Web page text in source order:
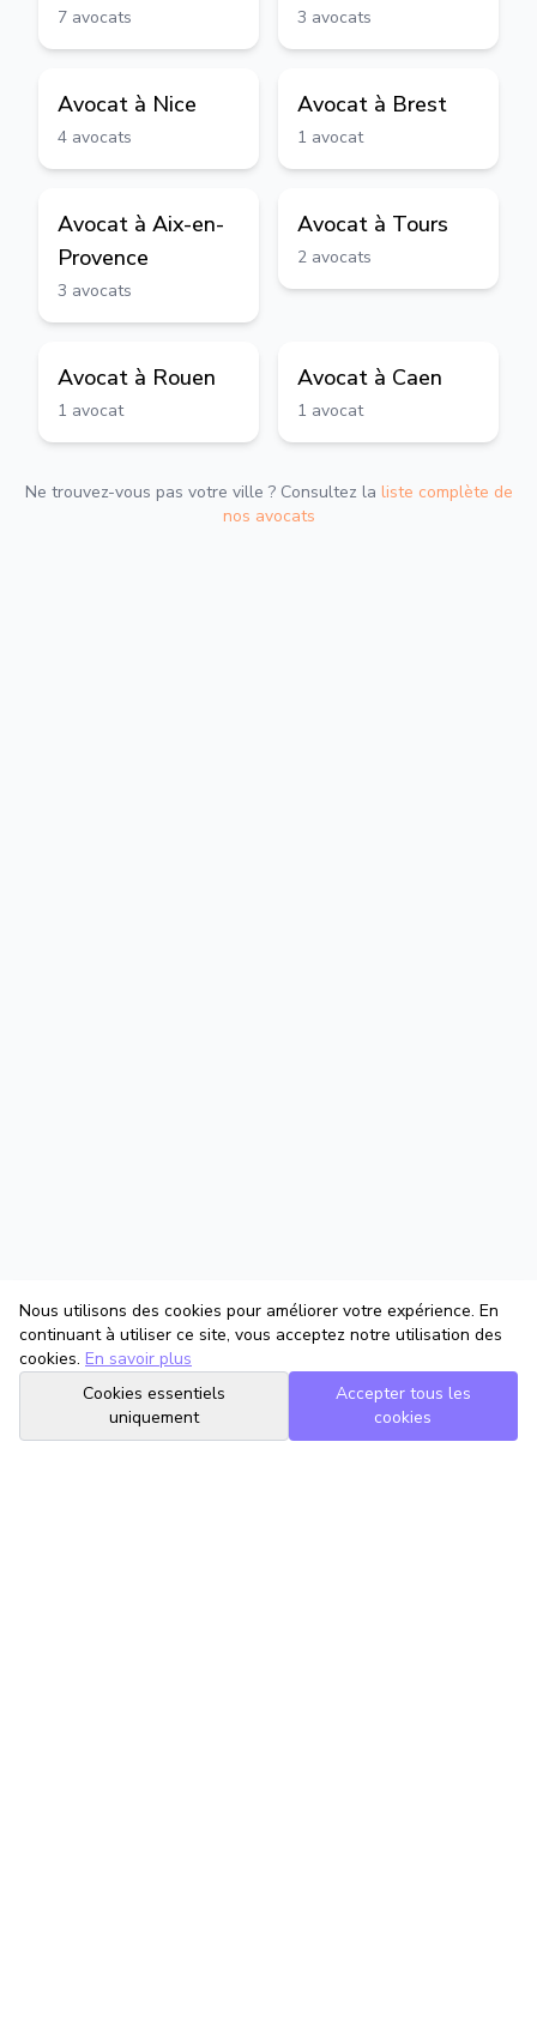
7 avocats 3 avocats
Avocat à Nice
4 avocats
Avocat à Brest
1 avocat
Avocat à Aix-en-
Provence
3 avocats
Avocat à Tours
2 avocats
Avocat à Rouen
1 avocat
Avocat à Caen
1 avocat
Ne trouvez-vous pas votre ville ? Consultez la liste complète de
nos avocats
Nous utilisons des cookies pour améliorer votre expérience. En
continuant à utiliser ce site, vous acceptez notre utilisation des
cookies. En savoir plus
Cookies essentiels
uniquement
Accepter tous les
cookies